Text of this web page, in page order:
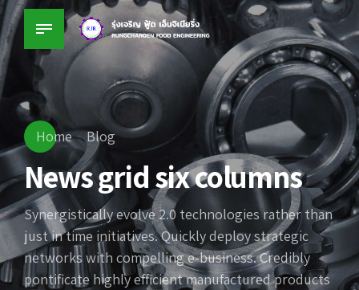
Home Blog
News grid six columns
Synergistically evolve 2.0 technologies rather than
just in time initiatives. Quickly deploy strategic
networks with compelling e-business. Credibly
pontificate highly efficient manufactured products